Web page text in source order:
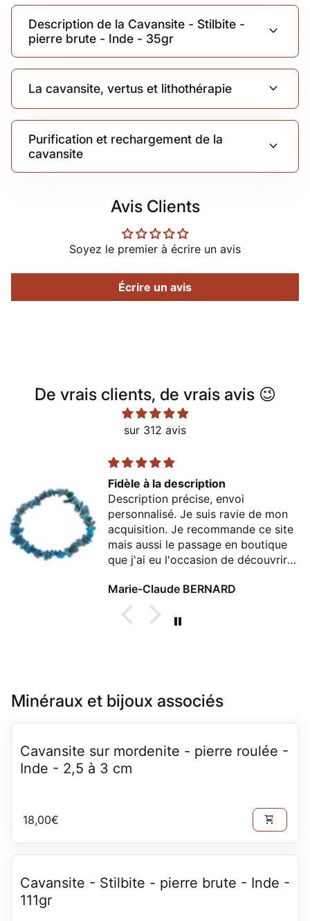
Description de la Cavansite - Stilbite -
pierre brute - Inde - 35gr
expand_more
La cavansite, vertus et lithothérapie expand_more
Purification et rechargement de la
cavansite
expand_more
Avis Clients
Soyez le premier à écrire un avis
Écrire un avis
De vrais clients, de vrais avis 😉
sur 312 avis
Fidèle à la description
Description précise, envoi
personnalisé. Je suis ravie de mon
acquisition. Je recommande ce site
mais aussi le passage en boutique
que j'ai eu l'occasion de découvrir
Marie-Claude BERNARD
Minéraux et bijoux associés
Cavansite sur mordenite - pierre roulée -
Inde - 2,5 à 3 cm
Prix normal
18,00€ shopping_cart
Cavansite - Stilbite - pierre brute - Inde -
111gr